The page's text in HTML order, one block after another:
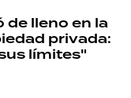
lleno en la
privada:
límites"